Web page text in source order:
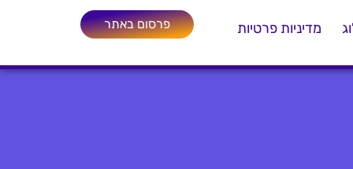
מדיניות פרטיות פרסום באתר